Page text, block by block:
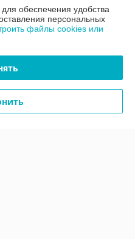
обеспечения удобства
персональных
файлы cookies или